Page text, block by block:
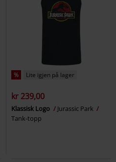
% Lite igjen på lager
kr 239,00
Klassisk Logo
Jurassic Park
Tank-topp